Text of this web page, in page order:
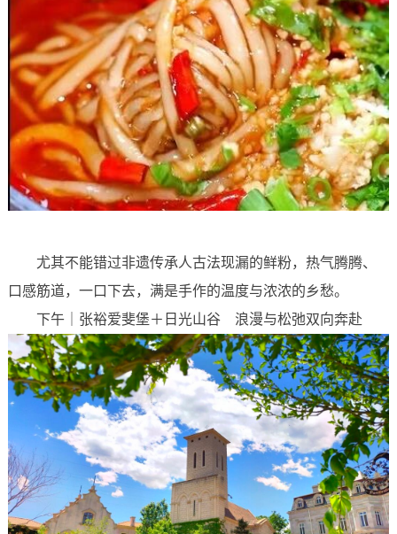
尤其不能错过非遗传承人古法现漏的鲜粉，热气腾腾、
口感筋道，一口下去，满是手作的温度与浓浓的乡愁。
下午｜张裕爱斐堡＋日光山谷 浪漫与松弛双向奔赴